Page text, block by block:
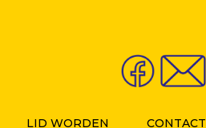
LID WORDEN CONTACT